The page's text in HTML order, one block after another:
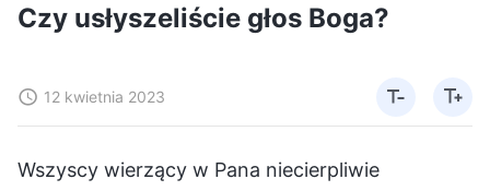
Czy usłyszeliście głos Boga?
12 kwietnia 2023
Wszyscy wierzący w Pana niecierpliwie